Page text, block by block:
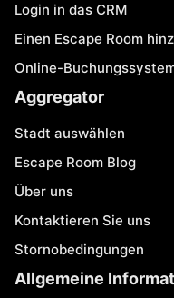
Login in das CRM
Einen Escape Room
Online-
Aggregator
Stadt auswählen
Escape Room Blog
Über uns
Kontaktieren Sie uns
Stornobedingungen
Allgemeine